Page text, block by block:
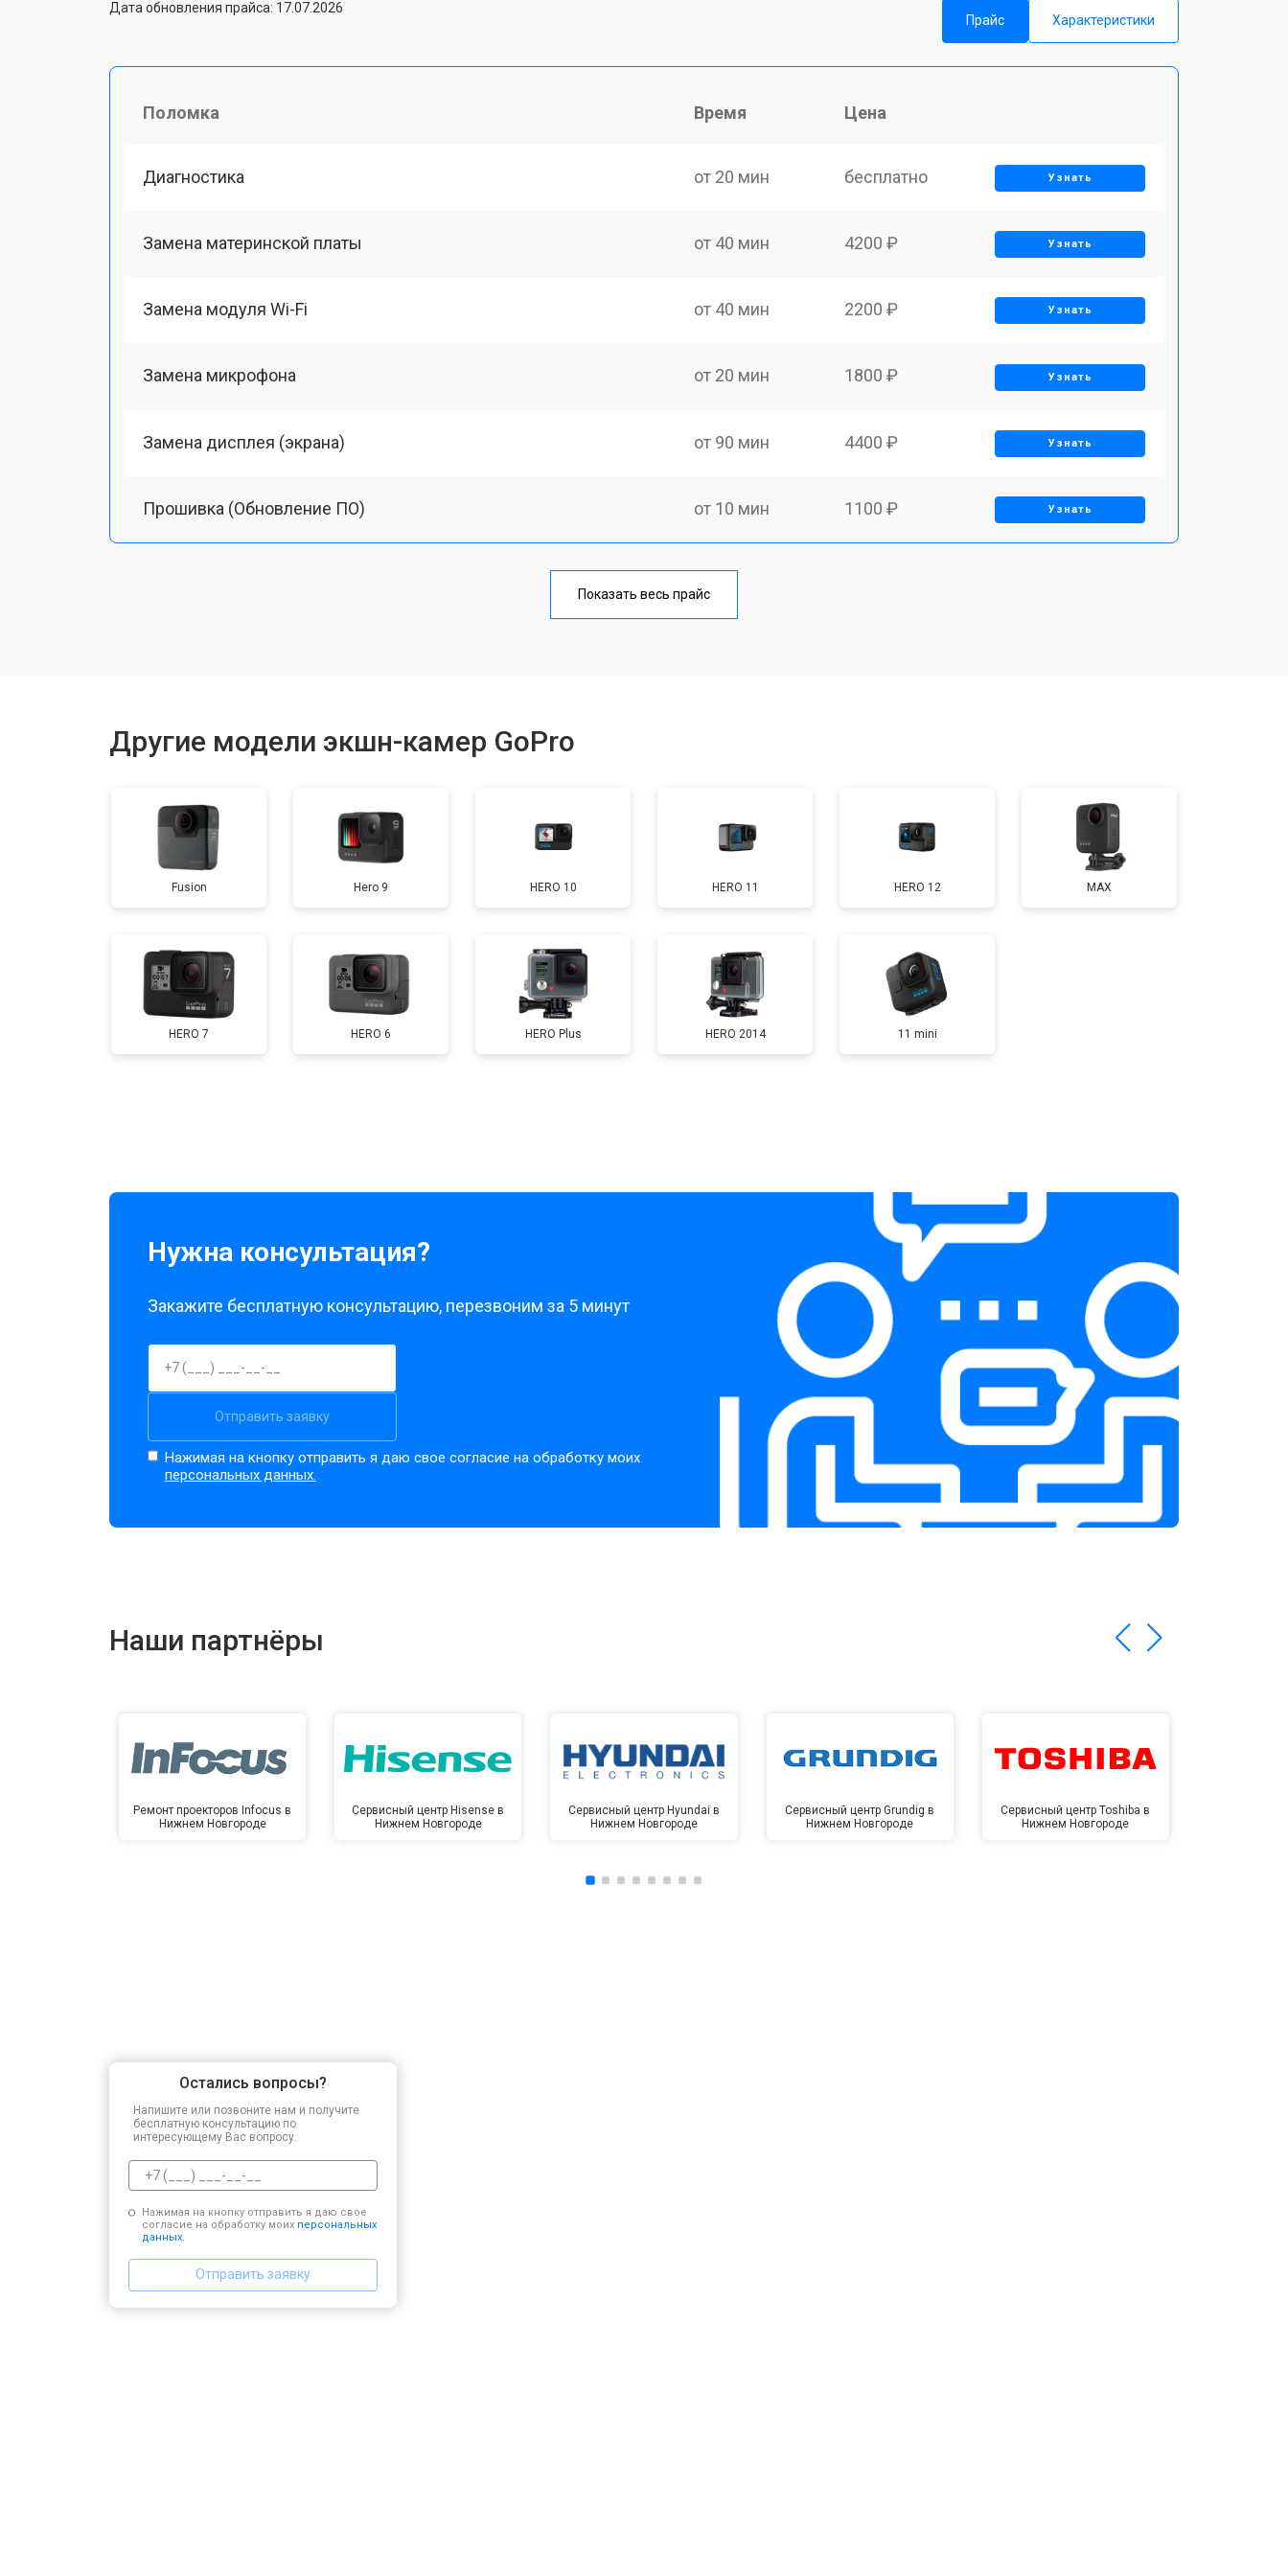
Дата обновления прайса: 17.07.2026
Прайс
Характеристики
Поломка Время Цена
Диагностика от 20 мин бесплатно Узнать
Замена материнской платы от 40 мин 4200 ₽ Узнать
Замена модуля Wi-Fi от 40 мин 2200 ₽ Узнать
Замена микрофона от 20 мин 1800 ₽ Узнать
Замена дисплея (экрана) от 90 мин 4400 ₽ Узнать
Прошивка (Обновление ПО) от 10 мин 1100 ₽ Узнать
от 30 мин
Показать весь прайс
Другие модели экшн-камер GoPro
Fusion Hero 9 HERO 10 HERO 11 HERO 12 MAX
HERO 7 HERO 6 HERO Plus HERO 2014 11 mini
Нужна консультация?
Закажите бесплатную консультацию, перезвоним за 5 минут
Отправить заявку
Нажимая на кнопку отправить я даю свое согласие на обработку моих
персональных данных.
Наши партнёры
Ремонт проекторов Infocus в
Нижнем Новгороде
Сервисный центр Hisense в
Нижнем Новгороде
Сервисный центр Hyundai в
Нижнем Новгороде
Сервисный центр Grundig в
Нижнем Новгороде
Сервисный центр Toshiba в
Нижнем Новгороде
Остались вопросы?
Напишите или позвоните нам и получите
бесплатную консультацию по
интересующему Вас вопросу.
Нажимая на кнопку отправить я даю свое
согласие на обработку моих персональных
данных.
Отправить заявку